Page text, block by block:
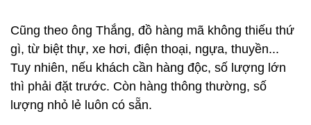
Cũng theo ông Thắng, đồ hàng mã không thiếu thứ
gì, từ biệt thự, xe hơi, điện thoại, ngựa, thuyền...
Tuy nhiên, nếu khách cần hàng độc, số lượng lớn
thì phải đặt trước. Còn hàng thông thường, số
lượng nhỏ lẻ luôn có sẵn.